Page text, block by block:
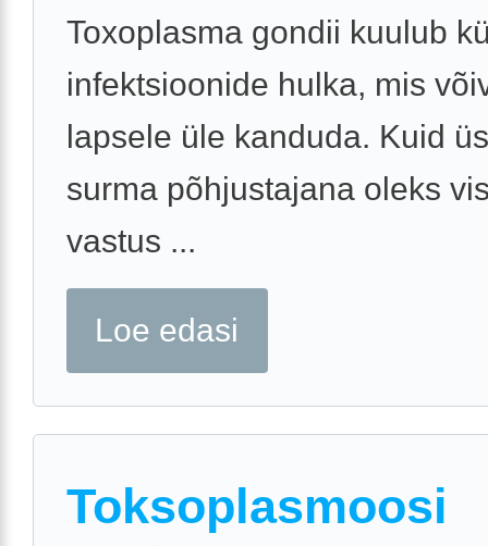
Toxoplasma gondii kuulub
infektsioonide hulka, mis
lapsele üle kanduda. Kuid
surma põhjustajana oleks
vastus ...
Loe edasi
Toksoplasmoosi